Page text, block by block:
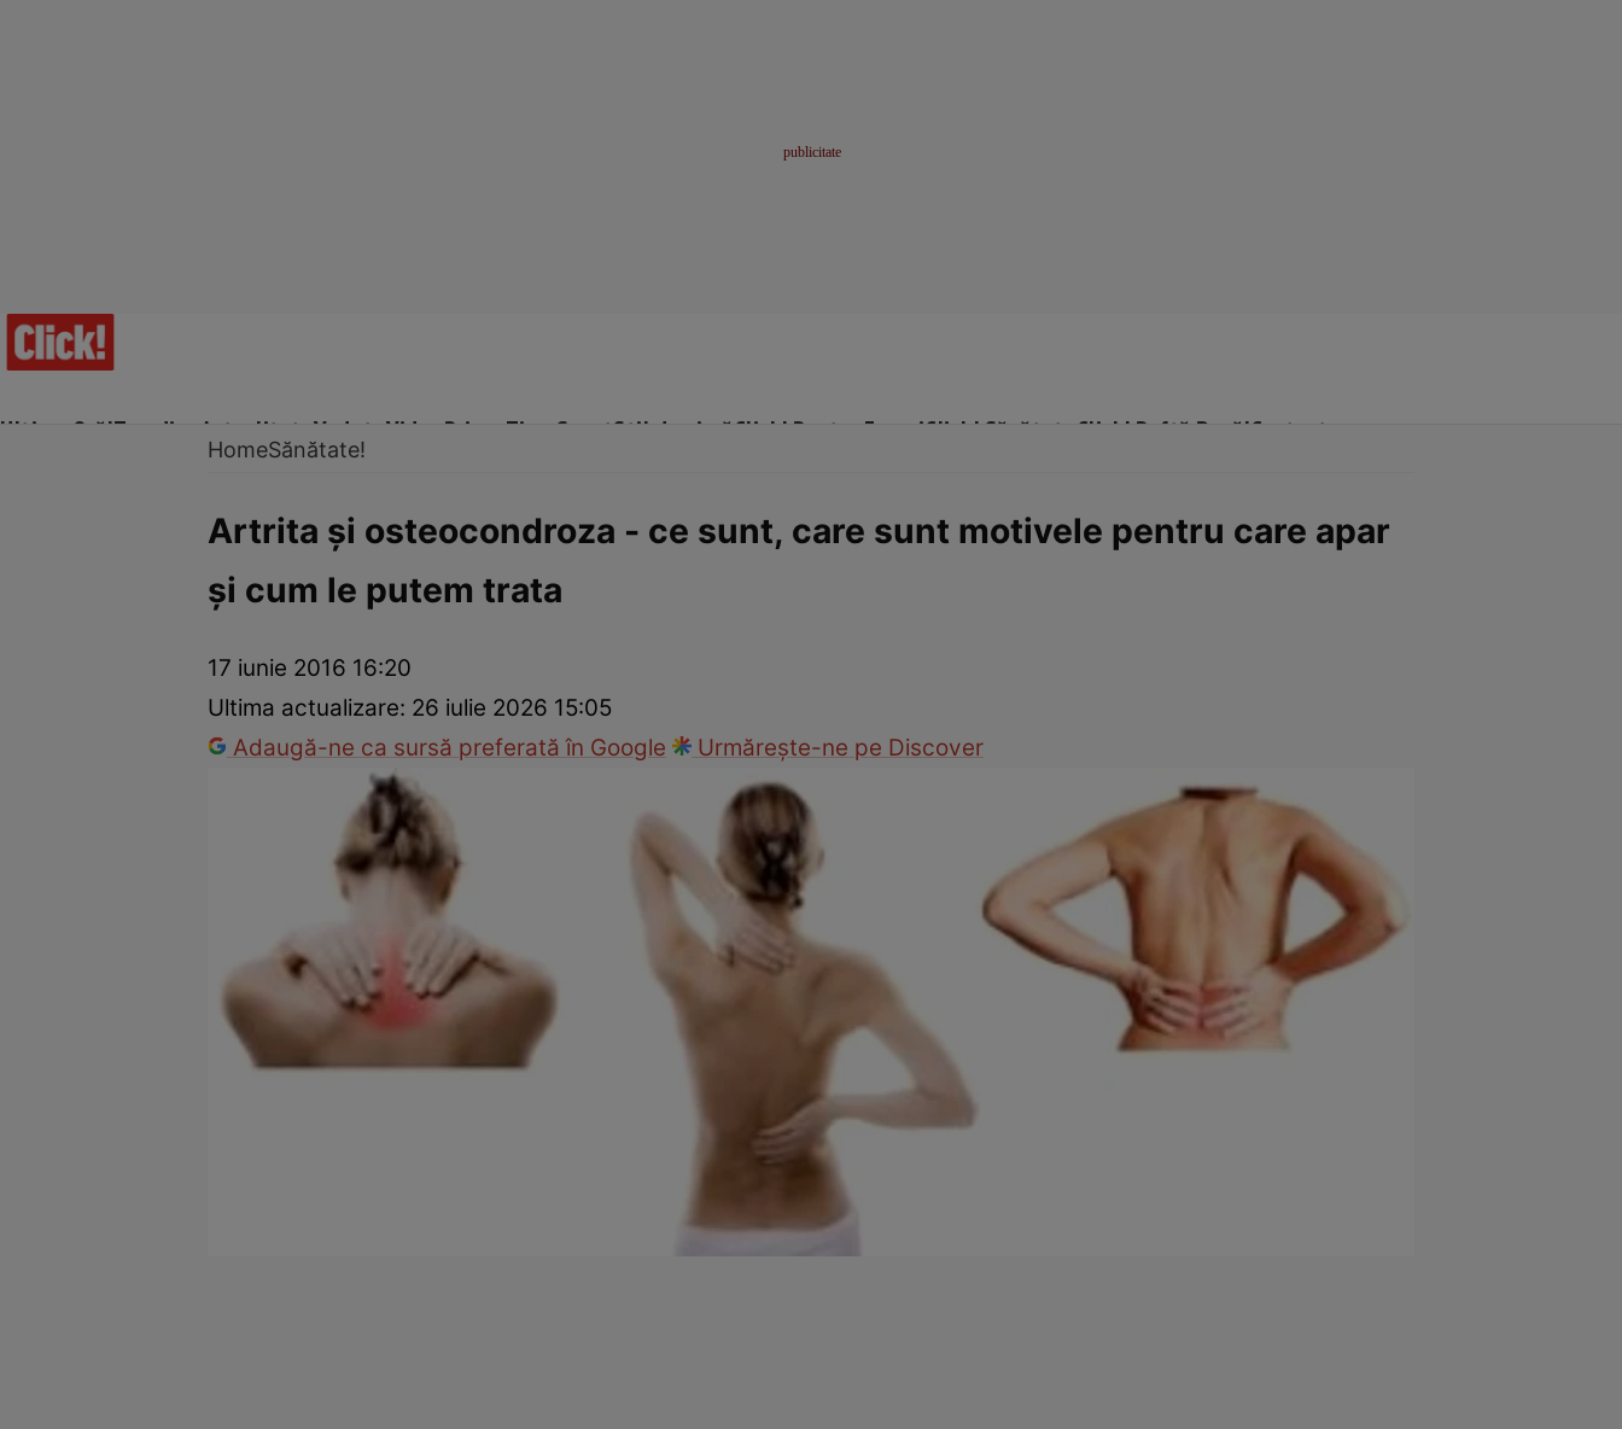
Ultima Oră!Trending Actualitate Vedete Video Prime Time SportStil de viațăClick! Pentru FemeiClick! Sănătate Click! Poftă Bună!Contact
Prevenție și tratamentRemedii naturisteMedicii răspundViața sexuală
HomeSănătate!
Artrita şi osteocondroza - ce sunt, care sunt motivele pentru care apar
şi cum le putem trata
17 iunie 2016 16:20
Ultima actualizare: 26 iulie 2026 15:05
Adaugă-ne ca sursă preferată în Google
Urmărește-ne pe Discover